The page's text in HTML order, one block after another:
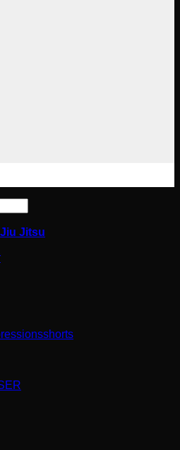
Jitsu